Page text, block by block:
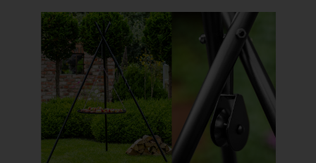
ILDSTEDER
FOR ETT HERLIG UTELIV
Hos oss finner du lekre bålpanner og tilbehør som
forsterker utelivet med familie og venner. Lag mat, nyt
varmen eller skap en elegant og innbydende
atmosfære i hagen din.